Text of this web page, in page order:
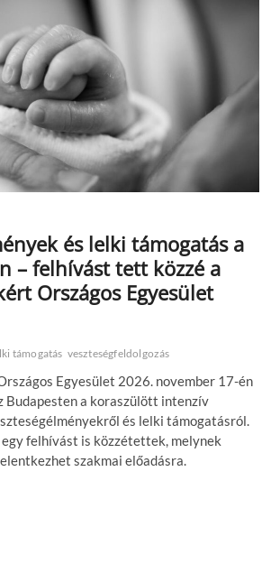
és lelki támogatás a
– felhívást tett közzé a
Országos Egyesület
támogatás veszteségfeldolgozás
Egyesület 2026. november 17-én
Budapesten a koraszülött intenzív
és lelki támogatásról.
egy felhívást is közzétettek, melynek
szakmai előadásra.